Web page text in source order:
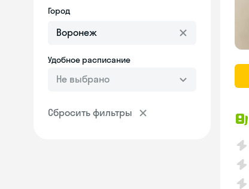
Город
Удобное расписание
Не выбрано
Сбросить фильтры